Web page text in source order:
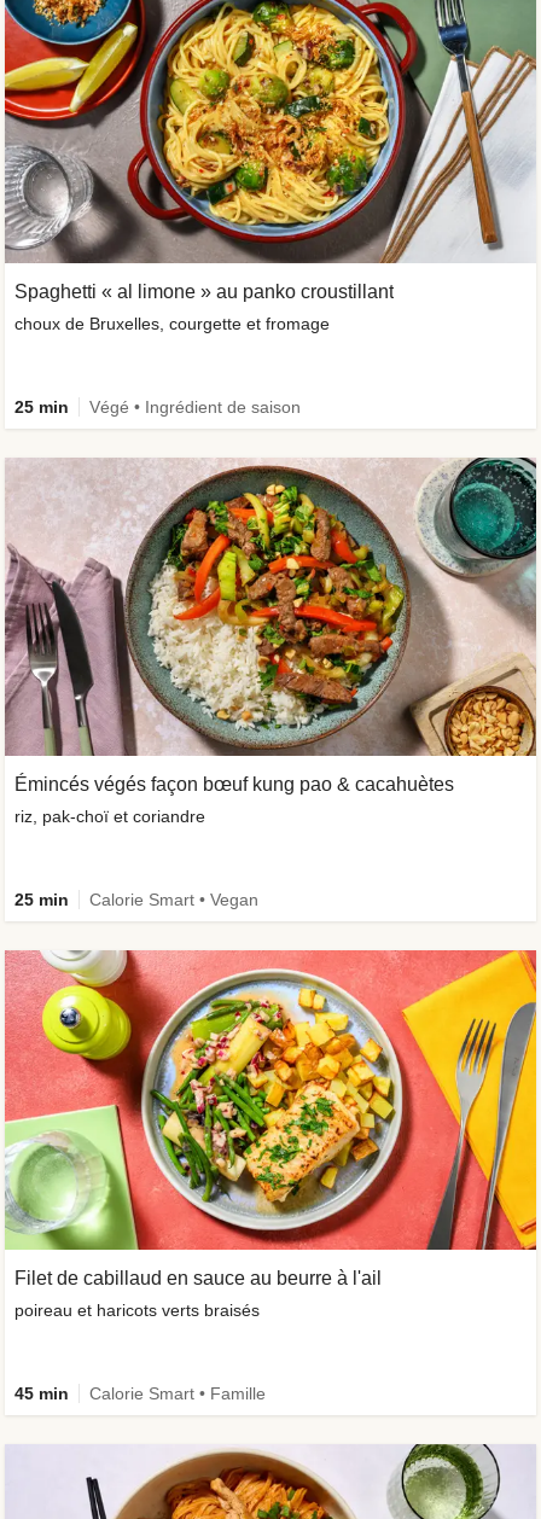
Spaghetti « al limone » au panko croustillant
choux de Bruxelles, courgette et fromage
25 min Végé • Ingrédient de saison
Émincés végés façon bœuf kung pao & cacahuètes
riz, pak-choï et coriandre
25 min Calorie Smart • Vegan
Filet de cabillaud en sauce au beurre à l'ail
poireau et haricots verts braisés
45 min Calorie Smart • Famille